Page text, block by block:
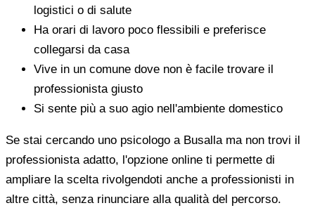
logistici o di salute
Ha orari di lavoro poco flessibili e preferisce
collegarsi da casa
Vive in un comune dove non è facile trovare il
professionista giusto
Si sente più a suo agio nell'ambiente domestico
Se stai cercando uno psicologo a Busalla ma non trovi il
professionista adatto, l'opzione online ti permette di
ampliare la scelta rivolgendoti anche a professionisti in
altre città, senza rinunciare alla qualità del percorso.